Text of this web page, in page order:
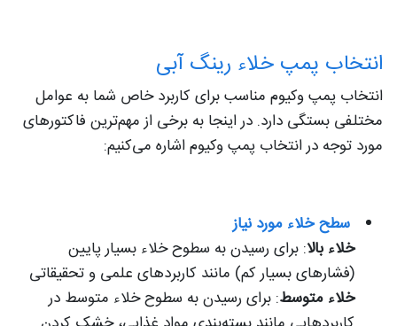
انتخاب پمپ خلاء رینگ آبی
انتخاب پمپ وکیوم مناسب برای کاربرد خاص شما به عوامل
مختلفی بستگی دارد. در اینجا به برخی از مهم‌ترین فاکتورهای
مورد توجه در انتخاب پمپ وکیوم اشاره می‌کنیم:
سطح خلاء مورد نیاز
خلاء بالا: برای رسیدن به سطوح خلاء بسیار پایین
(فشارهای بسیار کم) مانند کاربردهای علمی و تحقیقاتی
خلاء متوسط: برای رسیدن به سطوح خلاء متوسط ​​در